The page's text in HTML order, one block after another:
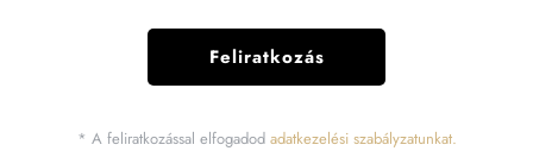
* A feliratkozással elfogadod adatkezelési szabályzatunkat.